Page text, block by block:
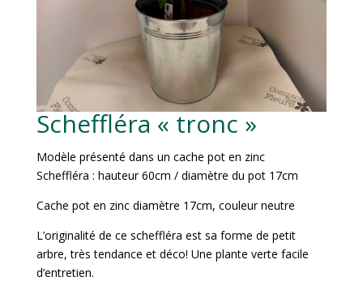
Scheffléra « tronc »
Modèle présenté dans un cache pot en zinc
Scheffléra : hauteur 60cm / diamètre du pot 17cm
Cache pot en zinc diamètre 17cm, couleur neutre
L’originalité de ce scheffléra est sa forme de petit
arbre, très tendance et déco! Une plante verte facile
d’entretien.